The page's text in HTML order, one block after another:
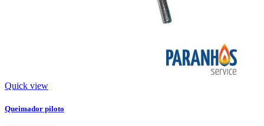
Quick view
Queimador piloto